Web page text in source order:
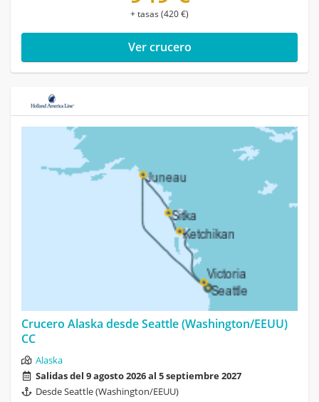
+ tasas (420 €)
Ver crucero
Crucero Alaska desde Seattle (Washington/EEUU)
CC
Alaska
Salidas del 9 agosto 2026 al 5 septiembre 2027
Desde Seattle (Washington/EEUU)